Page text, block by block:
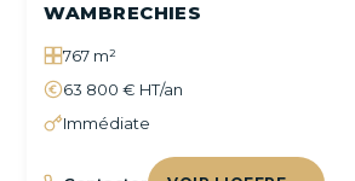
WAMBRECHIES
767 m²
63 800 € HT/an
Immédiate